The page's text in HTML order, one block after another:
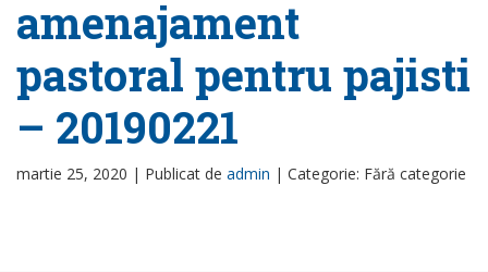
amenajament
pastoral pentru pajisti
– 20190221
martie 25, 2020 | Publicat de admin | Categorie: Fără categorie